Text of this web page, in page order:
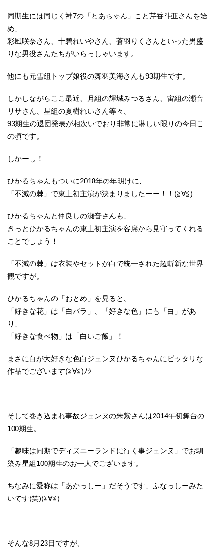
同期生には同じく神7の「とあちゃん」こと芹香斗亜さんを始
め、
彩風咲奈さん、十碧れいやさん、蒼羽りくさんといった男盛
りな男役さんたちがいらっしゃいます。
他にも元雪組トップ娘役の舞羽美海さんも93期生です。
しかしながらここ最近、月組の輝城みつるさん、宙組の瀬音
リサさん、星組の夏樹れいさん等々、
93期生の退団発表が相次いでおり非常に淋しい限りの今日こ
の頃です。
しかーし！
ひかるちゃんもついに2018年の年明けに、
「不滅の棘」で東上初主演が決まりましたーー！！(≧∀≦)
ひかるちゃんと仲良しの瀬音さんも、
きっとひかるちゃんの東上初主演を客席から見守ってくれる
ことでしょう！
「不滅の棘」は衣装やセットが白で統一された超斬新な世界
観ですが。
ひかるちゃんの「おとめ」を見ると、
「好きな花」は「白バラ」、「好きな色」にも「白」があ
り、
「好きな食べ物」は「白いご飯」！
まさに白が大好きな色白ジェンヌひかるちゃんにピッタリな
作品でございます(≧∀≦)ﾉｼ
そして巻き込まれ事故ジェンヌの朱紫さんは2014年初舞台の
100期生。
「趣味は同期でディズニーランドに行く事ジェンヌ」でお馴
染み星組100期生のお一人でございます。
ちなみに愛称は「あかっしー」だそうです、ふなっしーみた
いです(笑)(≧∀≦)
そんな8月23日ですが、